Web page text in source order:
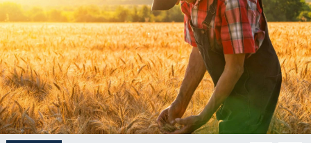
Resmi İlanlar
Rüya Tabirleri
Sağlık
Savunma Sanayi